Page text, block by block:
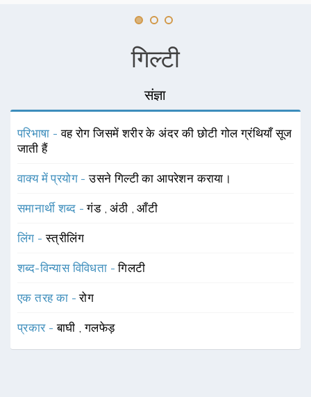
गिल्टी
संज्ञा
परिभाषा -वह रोग जिसमें शरीर के अंदर की छोटी गोल ग्रंथियाँ सूज
जाती हैं
वाक्य में प्रयोग -उसने गिल्टी का आपरेशन कराया।
समानार्थी शब्द -गंड ,अंठी ,आँटी
लिंग -स्त्रीलिंग
शब्द-विन्यास विविधता -गिलटी
एक तरह का -रोग
प्रकार -बाघी ,गलफेड़